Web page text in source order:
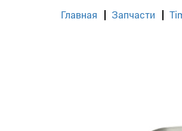
Главная Запчасти